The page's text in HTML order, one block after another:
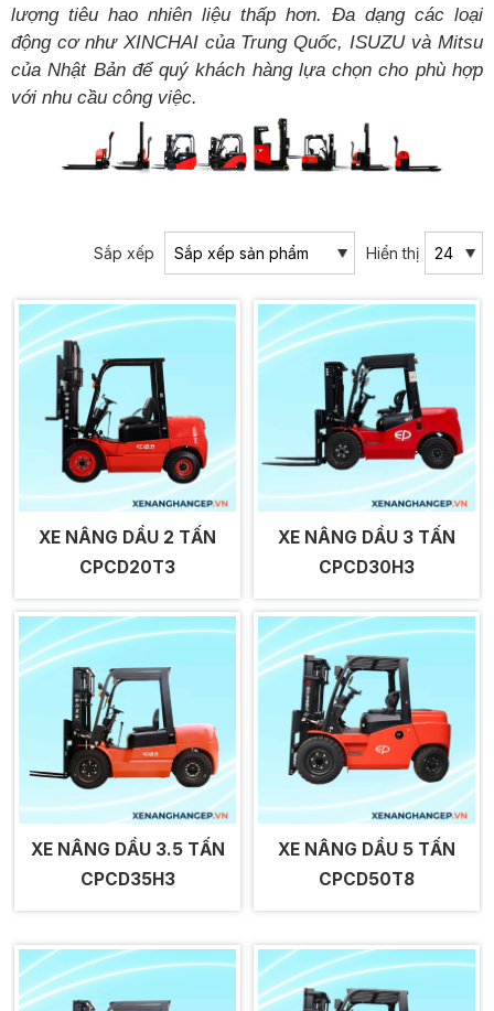
lượng tiêu hao nhiên liệu thấp hơn. Đa dạng các loại
động cơ như XINCHAI của Trung Quốc, ISUZU và Mitsu
của Nhật Bản để quý khách hàng lựa chọn cho phù hợp
với nhu cầu công việc.
Sắp xếp Hiển thị
XE NÂNG DẦU 2 TẤN
CPCD20T3
XE NÂNG DẦU 3 TẤN
CPCD30H3
XE NÂNG DẦU 3.5 TẤN
CPCD35H3
XE NÂNG DẦU 5 TẤN
CPCD50T8